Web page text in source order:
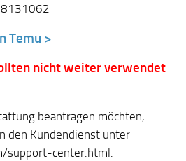
Temu >
nicht weiter verwendet
beantragen möchten,
den Kundendienst unter
support-center.html.